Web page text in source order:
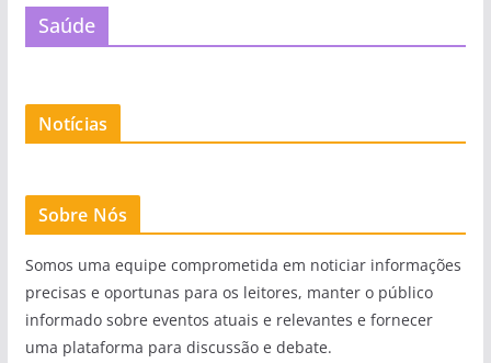
Saúde
Notícias
Sobre Nós
Somos uma equipe comprometida em noticiar informações
precisas e oportunas para os leitores, manter o público
informado sobre eventos atuais e relevantes e fornecer
uma plataforma para discussão e debate.